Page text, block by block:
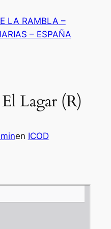
LA RAMBLA –
– ESPAÑA
Lagar (R)
en ICOD